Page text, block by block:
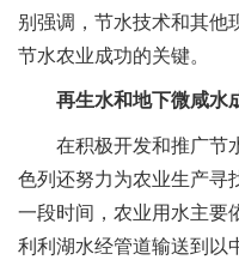
别强调，节水技术和其他
节水农业成功的关键。
再生水和地下微咸水
在积极开发和推广节
色列还努力为农业生产寻
一段时间，农业用水主要
利利湖水经管道输送到以